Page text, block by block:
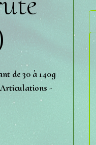
de 30 à 140g
Articulations -